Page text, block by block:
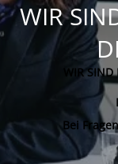
WIR
WIR
Bei